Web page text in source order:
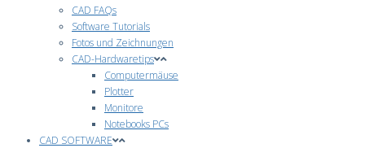
CAD FAQs
Software Tutorials
Fotos und Zeichnungen
CAD-Hardwaretips
Computermäuse
Plotter
Monitore
Notebooks PCs
CAD SOFTWARE